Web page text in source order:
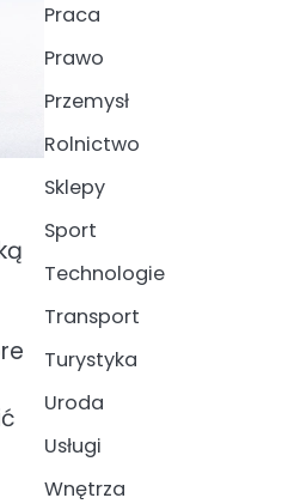
Praca
Prawo
Przemysł
Rolnictwo
Sklepy
Sport
Technologie
Transport
Turystyka
Uroda
Usługi
Wnętrza